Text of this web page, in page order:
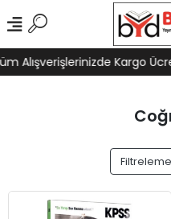
Alışverişlerinizde Kargo
Filtreleme